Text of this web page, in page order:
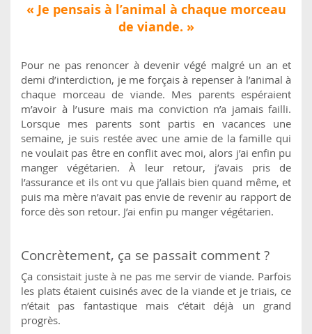
« Je pensais à l’animal à chaque morceau
de viande. »
Pour ne pas renoncer à devenir végé malgré un an et
demi d’interdiction, je me forçais à repenser à l’animal à
chaque morceau de viande. Mes parents espéraient
m’avoir à l’usure mais ma conviction n’a jamais failli.
Lorsque mes parents sont partis en vacances une
semaine, je suis restée avec une amie de la famille qui
ne voulait pas être en conflit avec moi, alors j’ai enfin pu
manger végétarien. À leur retour, j’avais pris de
l’assurance et ils ont vu que j’allais bien quand même, et
puis ma mère n’avait pas envie de revenir au rapport de
force dès son retour. J’ai enfin pu manger végétarien.
Concrètement, ça se passait comment ?
Ça consistait juste à ne pas me servir de viande. Parfois
les plats étaient cuisinés avec de la viande et je triais, ce
n’était pas fantastique mais c’était déjà un grand
progrès.